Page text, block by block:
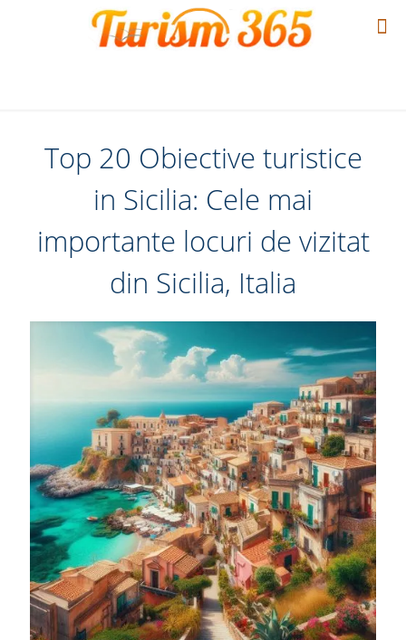
Top 20 Obiective turistice
in Sicilia: Cele mai
importante locuri de vizitat
din Sicilia, Italia